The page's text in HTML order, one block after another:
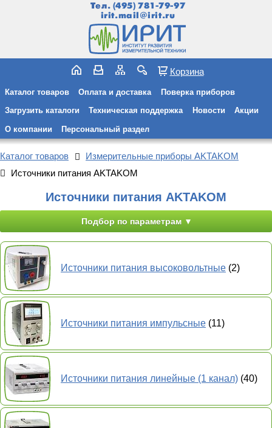
Тел. (495) 781-79-97
irit.mail@irit.ru
Корзина
Каталог товаров Оплата и доставка Поверка приборов
Загрузить каталоги Техническая поддержка Новости Акции
О компании Персональный раздел
Каталог товаров
Измерительные приборы AKTAKOM
Источники питания AKTAKOM
Источники питания AKTAKOM
Подбор по параметрам
Источники питания высоковольтные (2)
Источники питания импульсные (11)
Источники питания линейные (1 канал) (40)